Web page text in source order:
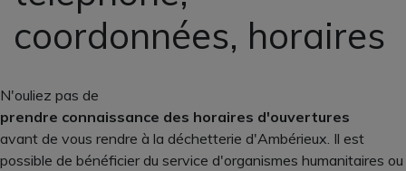
coordonnées, horaires
N'ouliez pas de
prendre connaissance des horaires d'ouvertures
avant de vous rendre à la déchetterie d'Ambérieux. Il est
possible de bénéficier du service d'organismes humanitaires ou